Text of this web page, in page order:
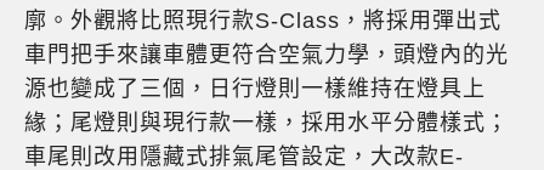
廓。外觀將比照現行款S-Class，將採用彈出式
車門把手來讓車體更符合空氣力學，頭燈內的光
源也變成了三個，日行燈則一樣維持在燈具上
緣；尾燈則與現行款一樣，採用水平分體樣式；
車尾則改用隱藏式排氣尾管設定，大改款E-